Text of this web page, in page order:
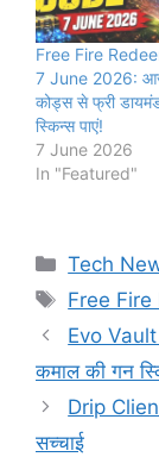
Free Fire
7 June 2026:
कोड्स से फ्री
स्किन्स पाएं!
7 June 2026
In "Featured"
Tech
Tags
Free
Evo
कमाल की गन
Drip
सच्चाई